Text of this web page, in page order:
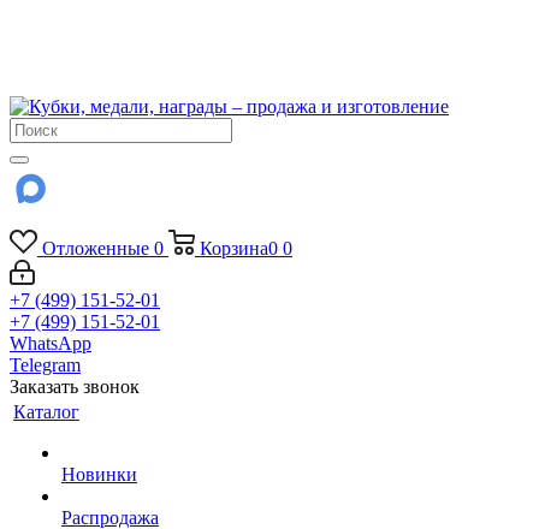
Отложенные 0 Корзина0 0
+7 (499) 151-52-01
+7 (499) 151-52-01
WhatsApp
Telegram
Заказать звонок
Каталог
Новинки
Распродажа